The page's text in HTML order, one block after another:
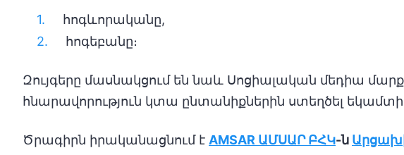
հոգևորականը,
հոգեբանը։
Զույգերը մասնակցում են նաև Սոցիալական մեդիա
հնարավորություն կտա ընտանիքներին ստեղծել եկամտի
Ծրագիրն իրականացնում է AMSAR ԱՄՍԱՐ ԲՀԿ-ն